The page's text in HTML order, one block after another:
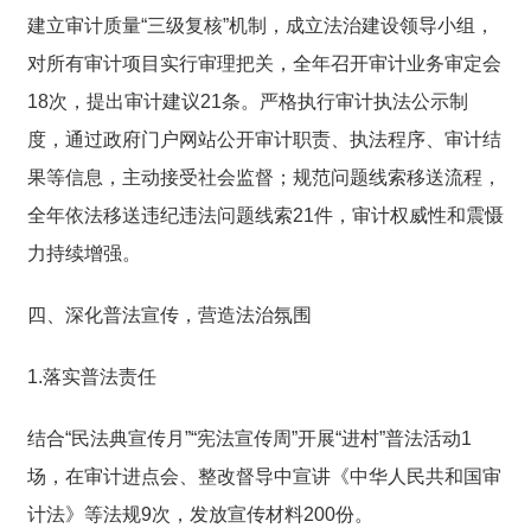
建立审计质量“三级复核”机制，成立法治建设领导小组，
对所有审计项目实行审理把关，全年召开审计业务审定会
18次，提出审计建议21条。严格执行审计执法公示制
度，通过政府门户网站公开审计职责、执法程序、审计结
果等信息，主动接受社会监督；规范问题线索移送流程，
全年依法移送违纪违法问题线索21件，审计权威性和震慑
力持续增强。
四、深化普法宣传，营造法治氛围
1.落实普法责任
结合“民法典宣传月”“宪法宣传周”开展“进村”普法活动1
场，在审计进点会、整改督导中宣讲《中华人民共和国审
计法》等法规9次，发放宣传材料200份。